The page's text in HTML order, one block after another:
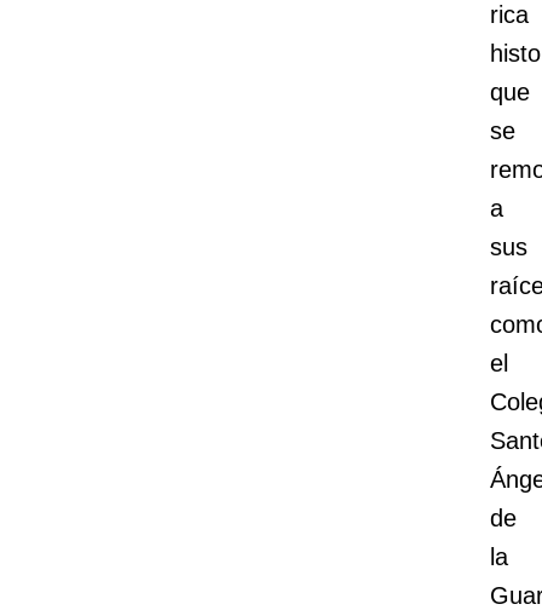
rica
que
se
a
sus
el
de
la